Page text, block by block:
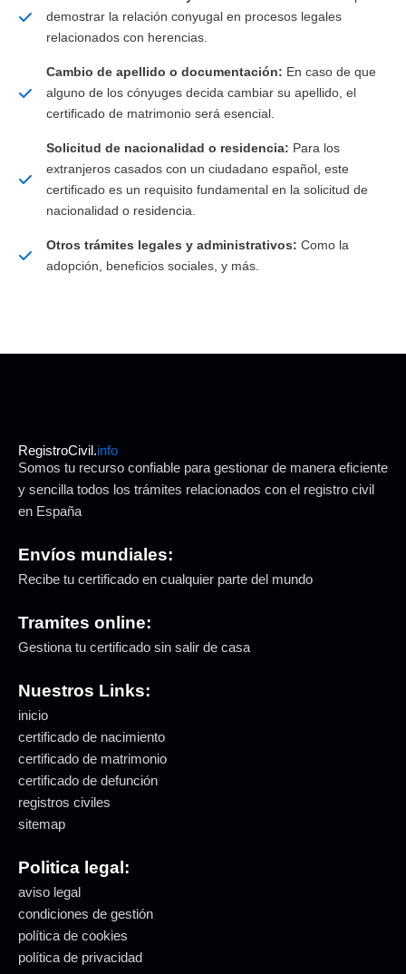
demostrar la relación conyugal en procesos legales
relacionados con herencias.
Cambio de apellido o documentación: En caso de que
alguno de los cónyuges decida cambiar su apellido, el
certificado de matrimonio será esencial.
Solicitud de nacionalidad o residencia: Para los
extranjeros casados con un ciudadano español, este
certificado es un requisito fundamental en la solicitud de
nacionalidad o residencia.
Otros trámites legales y administrativos: Como la
adopción, beneficios sociales, y más.
RegistroCivil.info
Somos tu recurso confiable para gestionar de manera eficiente
y sencilla todos los trámites relacionados con el registro civil
en España
Envíos mundiales:
Recibe tu certificado en cualquier parte del mundo
Tramites online:
Gestiona tu certificado sin salir de casa
Nuestros Links:
inicio
certificado de nacimiento
certificado de matrimonio
certificado de defunción
registros civiles
sitemap
Politica legal:
aviso legal
condiciones de gestión
política de cookies
política de privacidad